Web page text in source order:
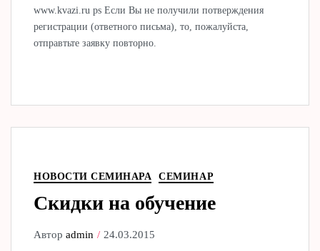
www.kvazi.ru ps Если Вы не получили потверждения
регистрации (ответного письма), то, пожалуйста,
отправтьте заявку повторно.
НОВОСТИ СЕМИНАРА СЕМИНАР
Скидки на обучение
Авторadmin 24.03.2015